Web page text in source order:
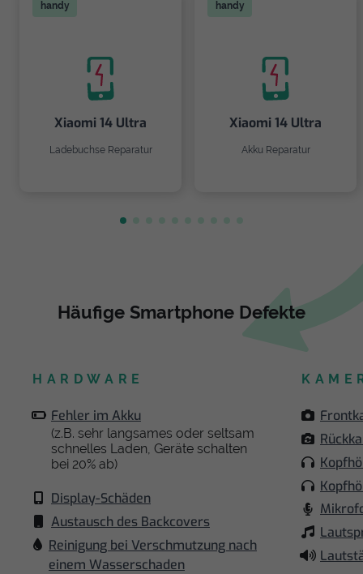
handy
Xiaomi 14 Ultra
Ladebuchse Reparatur
handy
Xiaomi 14 Ultra
Akku Reparatur
Häufige Smartphone Defekte
HARDWARE
Fehler im Akku
(z.B. sehr langsames oder seltsam
schnelles Laden, Geräte schalten
bei 20% ab)
Display-Schäden
Austausch des Backcovers
Reinigung bei Verschmutzung nach
einem Wasserschaden